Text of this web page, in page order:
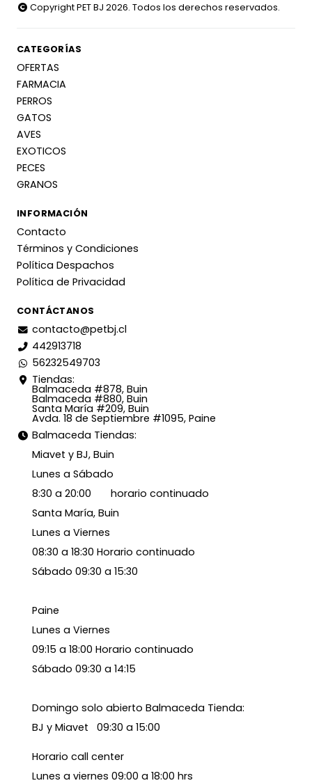
Copyright PET BJ 2026. Todos los derechos reservados.
CATEGORÍAS
OFERTAS
FARMACIA
PERROS
GATOS
AVES
EXOTICOS
PECES
GRANOS
INFORMACIÓN
Contacto
Términos y Condiciones
Política Despachos
Política de Privacidad
CONTÁCTANOS
contacto@petbj.cl
442913718
56232549703
Tiendas:
Balmaceda #878, Buin
Balmaceda #880, Buin
Santa María #209, Buin
Avda. 18 de Septiembre #1095, Paine
Balmaceda Tiendas:
Miavet y BJ, Buin
Lunes a Sábado
8:30 a 20:00 horario continuado
Santa María, Buin
Lunes a Viernes
08:30 a 18:30 Horario continuado
Sábado 09:30 a 15:30
Paine
Lunes a Viernes
09:15 a 18:00 Horario continuado
Sábado 09:30 a 14:15
Domingo solo abierto Balmaceda Tienda:
BJ y Miavet 09:30 a 15:00
Horario call center
Lunes a viernes 09:00 a 18:00 hrs